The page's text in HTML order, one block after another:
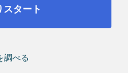
スタート
調べる